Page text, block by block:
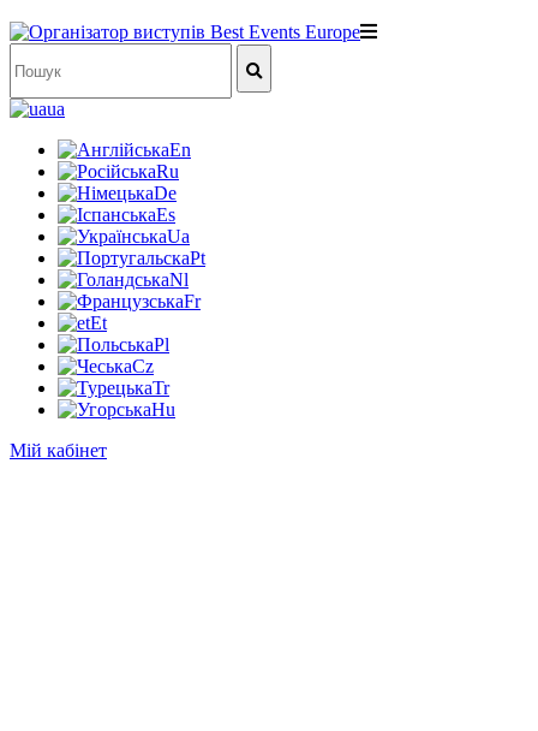
ua
En
Ru
De
Es
Ua
Pt
Nl
Fr
Et
Pl
Cz
Tr
Hu
Мій кабінет